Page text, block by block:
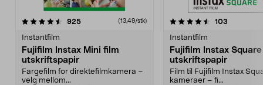
925anmeldelser(13,49/stk)
Instantfilm
Fujifilm Instax Mini film
utskriftspapir
Fargefilm for direktefilmkamera –
velg mellom...
4.5 av 5 stjerner 103
Instantfilm
Fujifilm Instax Square
utskriftspapir
Film til Fujifilm Instax
kameraer – fi...
4.5 av 5 stjerner